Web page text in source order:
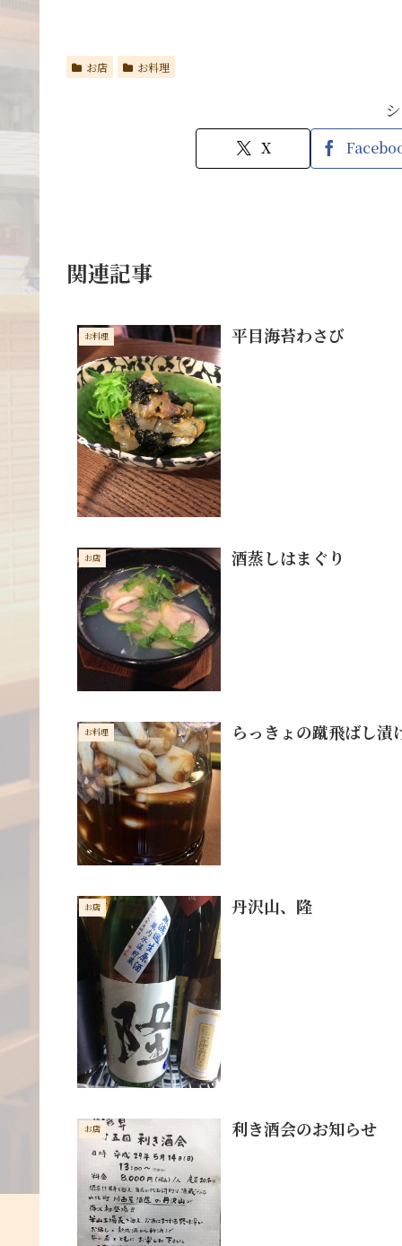
お店 お料理
X
関連記事
お料理 平目海苔わさび
お店 酒蒸しはまぐり
お料理 らっきょの蹴飛ばし漬
お店 丹沢山、隆
お店 利き酒会のお知らせ